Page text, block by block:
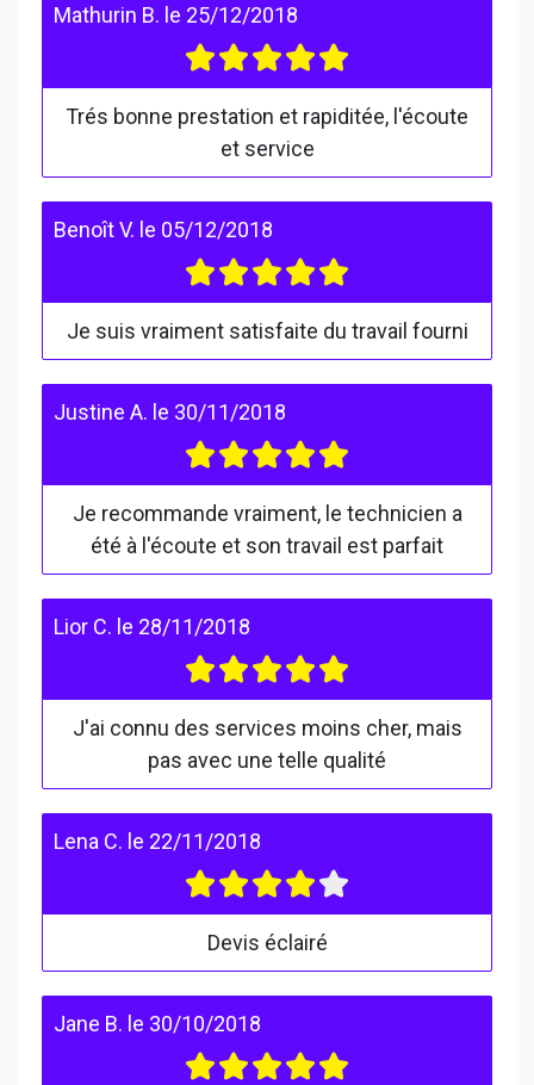
Mathurin B. le 25/12/2018
Trés bonne prestation et rapiditée, l'écoute
et service
Benoît V. le 05/12/2018
Je suis vraiment satisfaite du travail fourni
Justine A. le 30/11/2018
Je recommande vraiment, le technicien a
été à l'écoute et son travail est parfait
Lior C. le 28/11/2018
J'ai connu des services moins cher, mais
pas avec une telle qualité
Lena C. le 22/11/2018
Devis éclairé
Jane B. le 30/10/2018